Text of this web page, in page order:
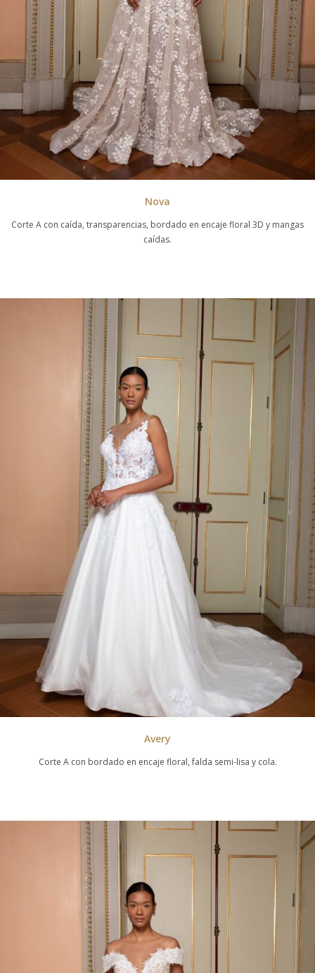
Nova
Corte A con caída, transparencias, bordado en encaje floral 3D y mangas
caídas.
Avery
Corte A con bordado en encaje floral, falda semi-lisa y cola.